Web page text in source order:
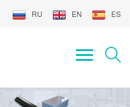
RU EN ES